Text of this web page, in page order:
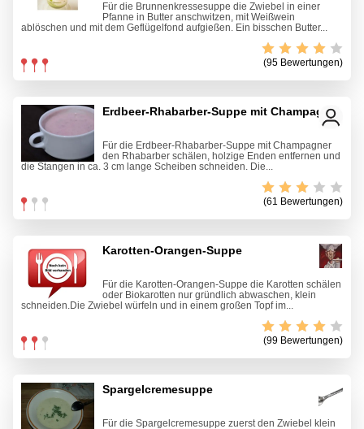
Für die Brunnenkressesuppe die Zwiebel in einer
Pfanne in Butter anschwitzen, mit Weißwein
ablöschen und mit dem Geflügelfond aufgießen. Ein bisschen Butter...
(95 Bewertungen)
Erdbeer-Rhabarber-Suppe mit Champagner
Für die Erdbeer-Rhabarber-Suppe mit Champagner
den Rhabarber schälen, holzige Enden entfernen und
die Stangen in ca. 3 cm lange Scheiben schneiden. Die...
(61 Bewertungen)
Karotten-Orangen-Suppe
Für die Karotten-Orangen-Suppe die Karotten schälen
oder Biokarotten nur gründlich abwaschen, klein
schneiden.Die Zwiebel würfeln und in einem großen Topf im...
(99 Bewertungen)
Spargelcremesuppe
Für die Spargelcremesuppe zuerst den Zwiebel klein